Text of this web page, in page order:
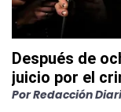
Después de
juicio por el
PorRedacción